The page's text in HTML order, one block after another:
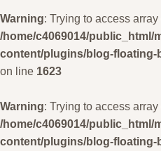
Warning: Trying to access
/home/c4069014/public_html/
content/plugins/blog-
on line 1623
Warning: Trying to access
/home/c4069014/public_html/
content/plugins/blog-